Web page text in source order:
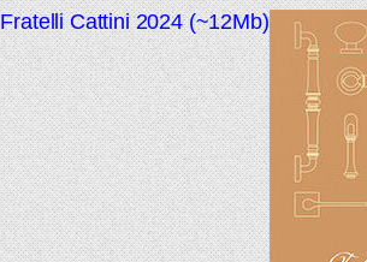
Fratelli Cattini 2024 (~12Mb)